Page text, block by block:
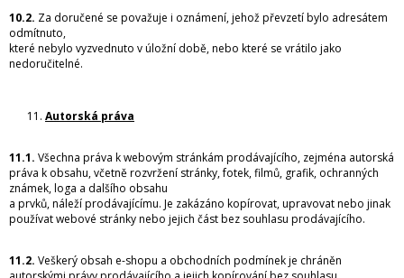
10.2. Za doručené se považuje i oznámení, jehož převzetí bylo adresátem
odmítnuto,
které nebylo vyzvednuto v úložní době, nebo které se vrátilo jako
nedoručitelné.
Autorská práva
11.1. Všechna práva k webovým stránkám prodávajícího, zejména autorská
práva k obsahu, včetně rozvržení stránky, fotek, filmů, grafik, ochranných
známek, loga a dalšího obsahu
a prvků, náleží prodávajícímu. Je zakázáno kopírovat, upravovat nebo jinak
používat webové stránky nebo jejich část bez souhlasu prodávajícího.
11.2. Veškerý obsah e-shopu a obchodních podmínek je chráněn